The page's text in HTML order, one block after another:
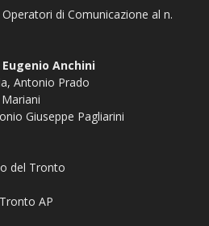
di Comunicazione al n.
Anchini
Antonio Prado
Giuseppe Pagliarini
del Tronto
AP